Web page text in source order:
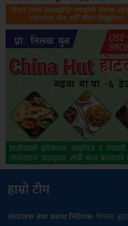
हाम्रो टीम
संचालक तथा प्रबन्ध निर्देशक: मेगमन बुढा